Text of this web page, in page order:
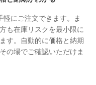
軽にご注文できます。ま
も在庫リスクを最小限に
す。自動的に価格と納期
の場でご確認いただけま